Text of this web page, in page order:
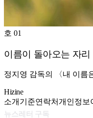
호 01
이름이 돌아오는 자리
정지영 감독의 〈내 이름
Hizine
소개 기준연락처개인정보